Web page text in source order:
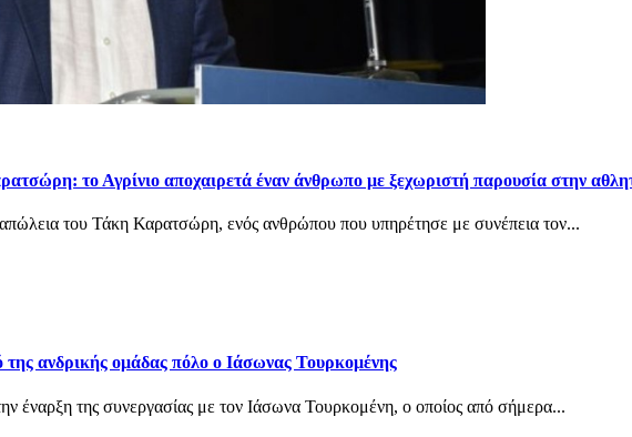
το Αγρίνιο αποχαιρετά έναν άνθρωπο με ξεχωριστή παρουσία στην
του Τάκη Καρατσώρη, ενός ανθρώπου που υπηρέτησε με συνέπεια τον...
ανδρικής ομάδας πόλο ο Ιάσωνας Τουρκομένης
έναρξη της συνεργασίας με τον Ιάσωνα Τουρκομένη, ο οποίος από σήμερα...